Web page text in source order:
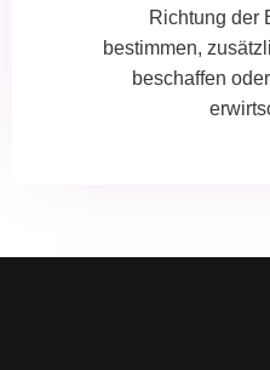
Richtung der
bestimmen,
beschaffen